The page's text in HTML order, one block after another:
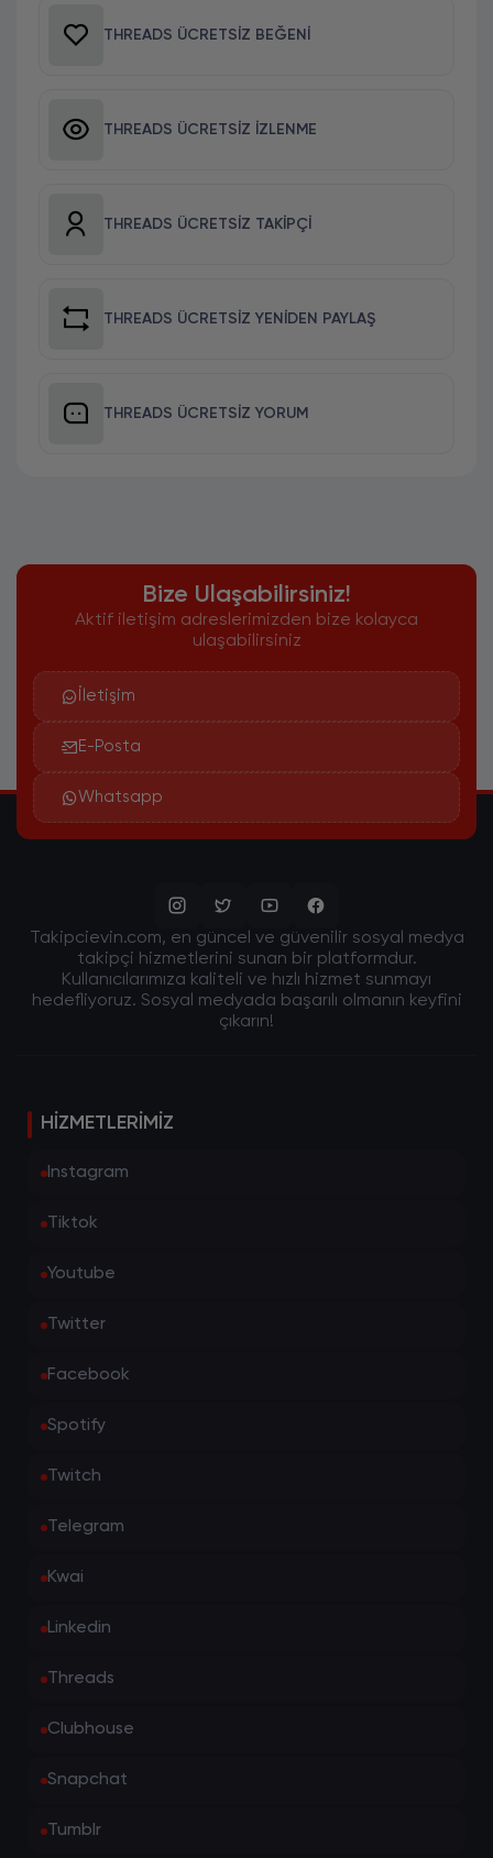
THREADS ÜCRETSIZ BEĞENI
THREADS ÜCRETSIZ İZLENME
THREADS ÜCRETSIZ TAKIPÇI
THREADS ÜCRETSIZ YENIDEN PAYLAŞ
THREADS ÜCRETSIZ YORUM
Bize Ulaşabilirsiniz!
Aktif iletişim adreslerimizden bize kolayca
ulaşabilirsiniz
İletişim
E-Posta
Whatsapp
Takipcievin.com, en güncel ve güvenilir sosyal medya
takipçi hizmetlerini sunan bir platformdur.
Kullanıcılarımıza kaliteli ve hızlı hizmet sunmayı
hedefliyoruz. Sosyal medyada başarılı olmanın keyfini
çıkarın!
HIZMETLERIMIZ
Instagram
Tiktok
Youtube
Twitter
Facebook
Spotify
Twitch
Telegram
Kwai
Linkedin
Threads
Clubhouse
Snapchat
Tumblr